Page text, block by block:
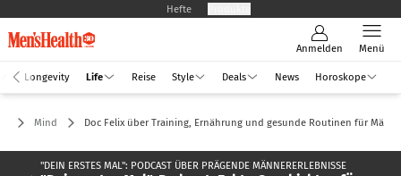
Hefte
Anmelden Menü
Longevity Life Reise Style Deals News Horoskope
Mind Doc Felix über Training, Ernährung und gesunde Routinen für
"DEIN ERSTES MAL": PODCAST ÜBER PRÄGENDE MÄNNERERLEBNISSE